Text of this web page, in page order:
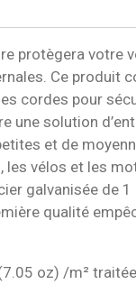
protègera votre
Ce produit
cordes pour
une solution
et de
les vélos et les
galvanisée de
qualité
oz) /m²